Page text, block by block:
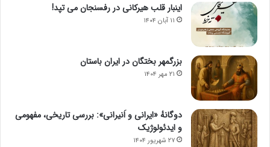
اینبار قلب هیرکانی در رفسنجان می تپد!
۱۱ آبان ۱۴۰۴
بزرگمهر بختگان در ایران باستان
۲۱ مهر ۱۴۰۴
دوگانهٔ «ایرانی و اَنیرانی»: بررسی تاریخی، مفهومی
و ایدئولوژیک
۲۷ شهریور ۱۴۰۴